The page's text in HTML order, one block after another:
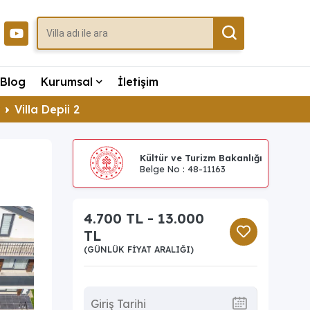
Blog Kurumsal
İletişim
Villa Depii 2
Kültür ve Turizm Bakanlığı
Belge No : 48-11163
4.700 TL - 13.000
TL
(GÜNLÜK FIYAT ARALIĞI)